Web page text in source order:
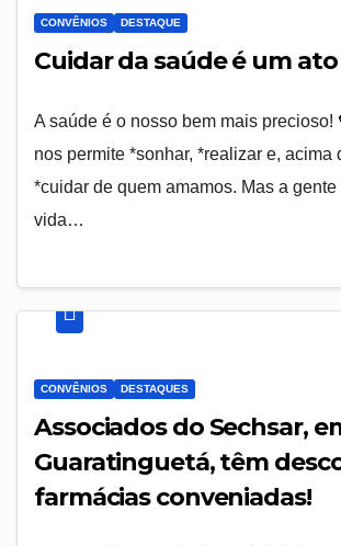
CONVÊNIOS DESTAQUE
Cuidar da saúde é um
A saúde é o nosso bem mais precioso!
nos permite *sonhar, *realizar e, acima
*cuidar de quem amamos. Mas a
vida…
CONVÊNIOS DESTAQUES
Associados do Sechsar,
Guaratinguetá, têm
farmácias conveniadas!